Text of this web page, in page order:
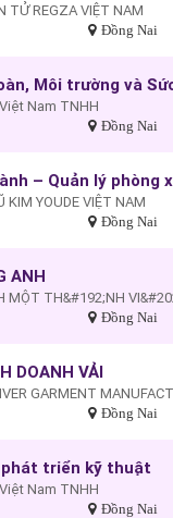
TỬ REGZA VIỆT NAM
Đồng Nai
Môi trường và
Nam TNHH
Đồng Nai
– Quản lý phòng
KIM YOUDE VIỆT NAM
Đồng Nai
ANH
MỘT TH&#192;NH
Đồng Nai
DOANH VẢI
GARMENT
Đồng Nai
triển kỹ thuật
Nam TNHH
Đồng Nai